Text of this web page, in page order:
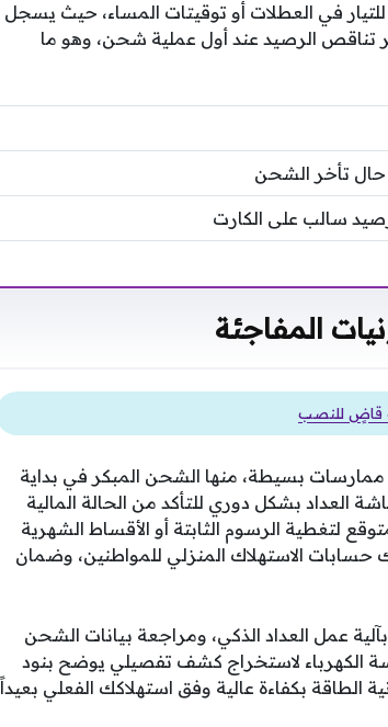
في العطلات أو توقيتات المساء، حيث يسجل
تناقص الرصيد عند أول عملية شحن، وهو ما
تأخر الشحن
سالب على الكارت
المفاجئة
قاضٍ للنصب
ممارسات بسيطة، منها الشحن المبكر في بداية
العداد بشكل دوري للتأكد من الحالة المالية
لتغطية الرسوم الثابتة أو الأقساط الشهرية
الاستهلاك المنزلي للمواطنين، وضمان
عمل العداد الذكي، ومراجعة بيانات الشحن
الكهرباء لاستخراج كشف تفصيلي يوضح بنود
الطاقة بكفاءة عالية وفق استهلاكك الفعلي بعيداً